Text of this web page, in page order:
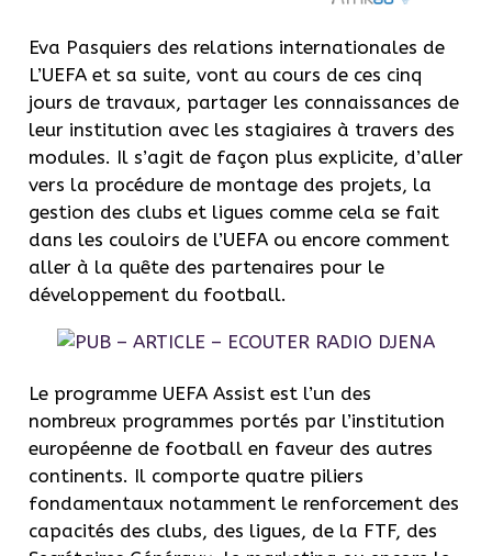
Eva Pasquiers des relations internationales de
L’UEFA et sa suite, vont au cours de ces cinq
jours de travaux, partager les connaissances de
leur institution avec les stagiaires à travers des
modules. Il s’agit de façon plus explicite, d’aller
vers la procédure de montage des projets, la
gestion des clubs et ligues comme cela se fait
dans les couloirs de l’UEFA ou encore comment
aller à la quête des partenaires pour le
développement du football.
Le programme UEFA Assist est l’un des
nombreux programmes portés par l’institution
européenne de football en faveur des autres
continents. Il comporte quatre piliers
fondamentaux notamment le renforcement des
capacités des clubs, des ligues, de la FTF, des